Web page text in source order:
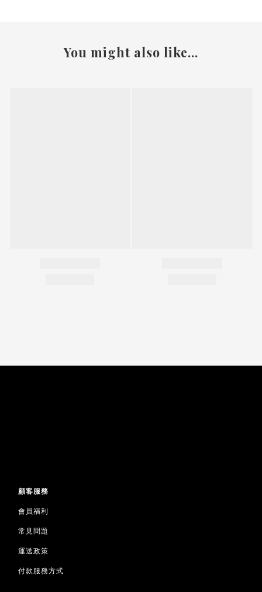
You might also like...
顧客服務
會員福利
常見問題
運送政策
付款服務方式